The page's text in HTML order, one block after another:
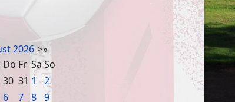
2026 >»
Do Fr Sa So
30 31 1
2
6 7 8 9